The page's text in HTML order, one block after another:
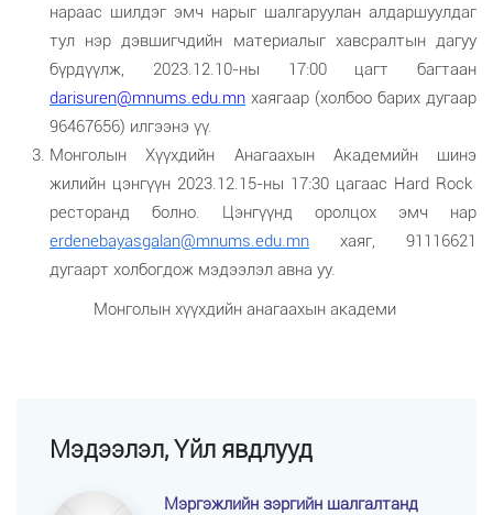
нараас шилдэг эмч нарыг шалгаруулан алдаршуулдаг
тул нэр дэвшигчдийн материалыг хавсралтын дагуу
бүрдүүлж, 2023.12.10-ны 17:00 цагт багтаан
darisuren@mnums.edu.mn хаягаар (холбоо барих дугаар
96467656) илгээнэ үү.
Монголын Хүүхдийн Анагаахын Академийн шинэ
жилийн цэнгүүн 2023.12.15-ны 17:30 цагаас Hard Rock
ресторанд болно. Цэнгүүнд оролцох эмч нар
erdenebayasgalan@mnums.edu.mn хаяг, 91116621
дугаарт холбогдож мэдээлэл авна уу.
Монголын хүүхдийн анагаахын академи
Мэдээлэл, Үйл явдлууд
Мэргэжлийн зэргийн шалгалтанд